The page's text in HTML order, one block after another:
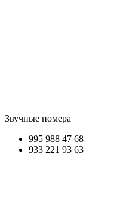
Звучные номера
995 988 47 68
933 221 93 63